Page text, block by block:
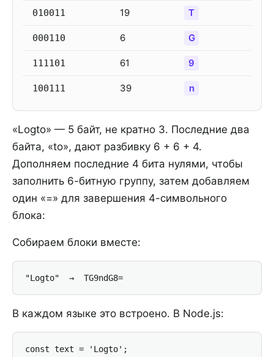
010011 19 T
000110 6 G
111101 61 9
100111 39 n
«Logto» — 5 байт, не кратно 3. Последние два
байта, «to», дают разбивку 6 + 6 + 4.
Дополняем последние 4 бита нулями, чтобы
заполнить 6-битную группу, затем добавляем
один «=» для завершения 4-символьного
блока:
Собираем блоки вместе:
"Logto"  →  TG9ndG8=
В каждом языке это встроено. В Node.js:
const text = 'Logto';